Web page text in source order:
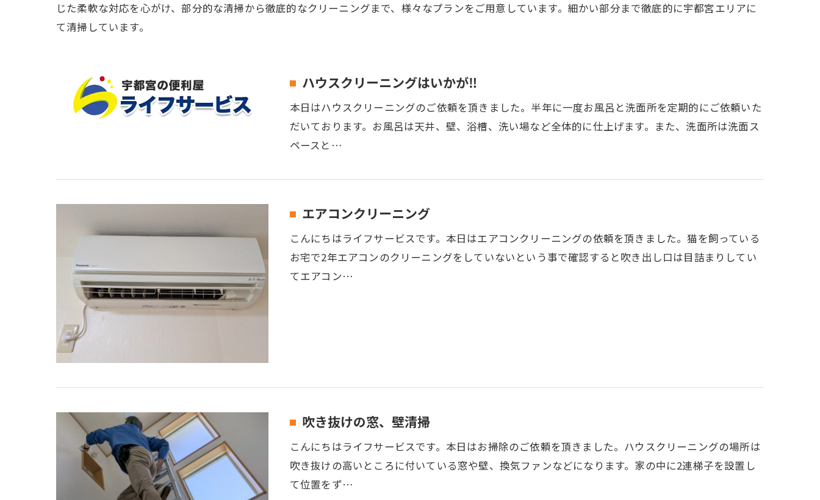
じた柔軟な対応を心がけ、部分的な清掃から徹底的なクリーニングまで、様々なプランをご用意しています。細かい部分まで徹底的に宇都宮エリアに
て清掃しています。
ハウスクリーニングはいかが‼️
本日はハウスクリーニングのご依頼を頂きました。半年に一度お風呂と洗面所を定期的にご依頼いた
だいております。お風呂は天井、壁、浴槽、洗い場など全体的に仕上げます。また、洗面所は洗面ス
ペースと…
エアコンクリーニング
こんにちはライフサービスです。本日はエアコンクリーニングの依頼を頂きました。猫を飼っている
お宅で2年エアコンのクリーニングをしていないという事で確認すると吹き出し口は目詰まりしてい
てエアコン…
吹き抜けの窓、壁清掃
こんにちはライフサービスです。本日はお掃除のご依頼を頂きました。ハウスクリーニングの場所は
吹き抜けの高いところに付いている窓や壁、換気ファンなどになります。家の中に2連梯子を設置し
て位置をず…